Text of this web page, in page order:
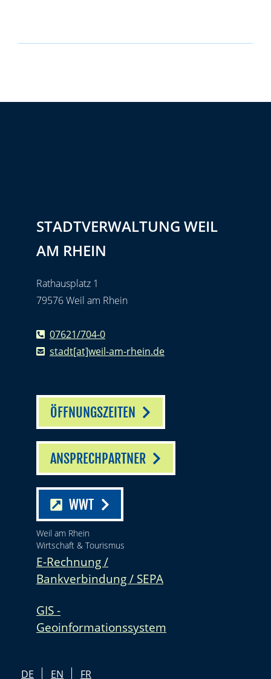
STADTVERWALTUNG WEIL
AM RHEIN
Rathausplatz 1
79576 Weil am Rhein
07621/704-0
stadt[at]weil-am-rhein.de
ÖFFNUNGSZEITEN
ANSPRECHPARTNER
WWT
Weil am Rhein
Wirtschaft & Tourismus
E-Rechnung /
Bankverbindung / SEPA
GIS -
Geoinformationssystem
DE EN FR